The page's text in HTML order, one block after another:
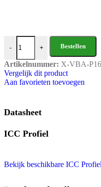
-
Proline Vibrant Superior
+ Bestellen
Artikelnummer: X-VBA-
Vergelijk dit product
Aan favorieten toevoegen
Datasheet
ICC Profiel
Bekijk beschikbare ICC